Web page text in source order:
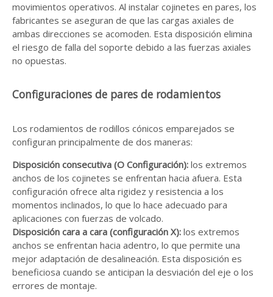
movimientos operativos. Al instalar cojinetes en pares, los
fabricantes se aseguran de que las cargas axiales de
ambas direcciones se acomoden. Esta disposición elimina
el riesgo de falla del soporte debido a las fuerzas axiales
no opuestas.
Configuraciones de pares de rodamientos
Los rodamientos de rodillos cónicos emparejados se
configuran principalmente de dos maneras:
Disposición consecutiva (O Configuración): los extremos
anchos de los cojinetes se enfrentan hacia afuera. Esta
configuración ofrece alta rigidez y resistencia a los
momentos inclinados, lo que lo hace adecuado para
aplicaciones con fuerzas de volcado.
Disposición cara a cara (configuración X): los extremos
anchos se enfrentan hacia adentro, lo que permite una
mejor adaptación de desalineación. Esta disposición es
beneficiosa cuando se anticipan la desviación del eje o los
errores de montaje.